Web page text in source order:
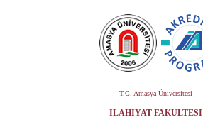
T.C. Amasya Üniversitesi
İLAHIYAT FAKÜLTESI